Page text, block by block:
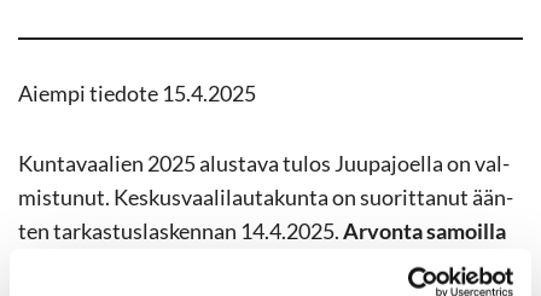
Ai­em­pi tie­do­te 15.4.2025
Kun­ta­vaa­lien 2025 alus­ta­va tulos Juu­pa­joel­la on val­
mis­tu­nut. Kes­kus­vaa­li­lau­ta­kun­ta on suo­rit­ta­nut ään­
ten tar­kas­tus­las­ken­nan 14.4.2025.Ar­von­ta sa­moil­la
ää­nil­lä ole­vil­le suo­ri­te­taan kes­kus­vaa­li­lau­ta­kun­nan